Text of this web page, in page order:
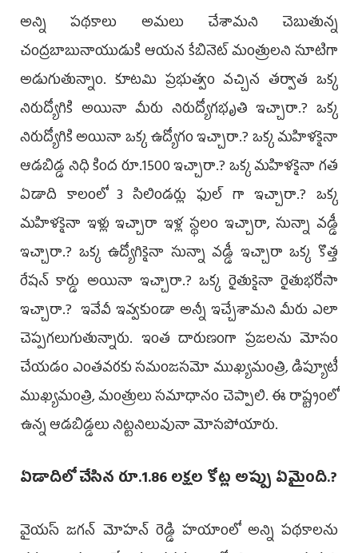
అన్ని పథకాలు అమలు చేశామని చెబుతున్న
చంద్రబాబునాయుడుకి ఆయన కేబినెట్ మంత్రులని సూటిగా
అడుగుతున్నాం. కూటమి ప్రభుత్వం వచ్చిన తర్వాత ఒక్క
నిరుద్యోగికి అయినా మీరు నిరుద్యోగభృతి ఇచ్చారా.? ఒక్క
నిరుద్యోగికి అయినా ఒక్క ఉద్యోగం ఇచ్చారా.? ఒక్క మహిళకైనా
ఆడబిడ్డ నిధి కింద రూ.1500 ఇచ్చారా.? ఒక్క మహిళకైనా గత
ఏడాది కాలంలో 3 సిలిండర్లు ఫుల్ గా ఇచ్చారా.? ఒక్క
మహిళకైనా ఇళ్లు ఇచ్చారా ఇళ్ల స్థలం ఇచ్చారా, సున్నా వడ్డీ
ఇచ్చారా.? ఒక్క ఉద్యోగికైనా సున్నా వడ్డీ ఇచ్చారా ఒక్క కొత్త
రేషన్ కార్డు అయినా ఇచ్చారా.? ఒక్క రైతుకైనా రైతుభరోసా
ఇచ్చారా.? ఇవేవీ ఇవ్వకుండా అన్నీ ఇచ్చేశామని మీరు ఎలా
చెప్పగలుగుతున్నారు. ఇంత దారుణంగా ప్రజలను మోసం
చేయడం ఎంతవరకు సమంజసమో ముఖ్యమంత్రి, డిప్యూటీ
ముఖ్యమంత్రి, మంత్రులు సమాధానం చెప్పాలి. ఈ రాష్ట్రంలో
ఉన్న ఆడబిడ్డలు నిట్టనిలువునా మోసపోయారు.
ఏడాదిలో చేసిన రూ.1.86 లక్షల కోట్ల అప్పు ఏమైంది.?
వైయ‌స్ జ‌గ‌న్ మోహ‌న్ రెడ్డి హయాంలో అన్ని పథకాలను